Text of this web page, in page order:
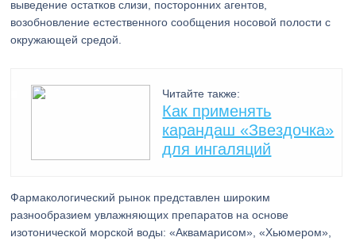
выведение остатков слизи, посторонних агентов,
возобновление естественного сообщения носовой полости с
окружающей средой.
Читайте также:
Как применять
карандаш «Звездочка»
для ингаляций
Фармакологический рынок представлен широким
разнообразием увлажняющих препаратов на основе
изотонической морской воды: «Аквамарисом», «Хьюмером»,